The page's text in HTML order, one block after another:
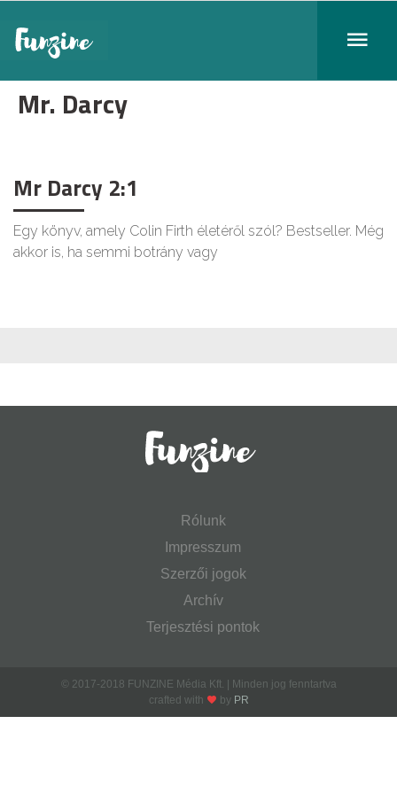
Mr. Darcy
Mr Darcy 2:1
Egy könyv, amely Colin Firth életéről szól? Bestseller. Még
akkor is, ha semmi botrány vagy
Rólunk
Impresszum
Szerzői jogok
Archív
Terjesztési pontok
© 2017-2018 FUNZINE Média Kft. | Minden jog fenntartva
crafted with
by PR